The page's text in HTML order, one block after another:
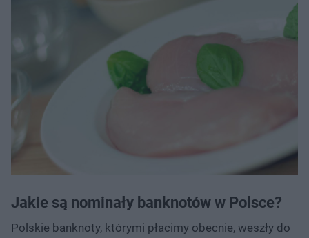
Jakie są nominały banknotów w Polsce?
Polskie banknoty, którymi płacimy obecnie, weszły do